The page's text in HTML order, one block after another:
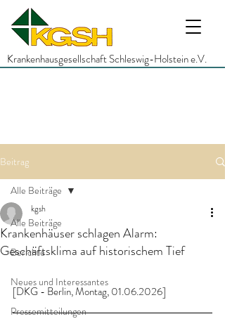
Krankenhausgesellschaft Schleswig-Holstein e.V.
Beitrag
Alle Beiträge
Berichte
Neues und Interessantes
Pressemitteilungen
Alle Beiträge
Krankenhäuser schlagen Alarm:
Geschäftsklima auf historischem Tief
kgsh
[DKG - Berlin, Montag, 01.06.2026]